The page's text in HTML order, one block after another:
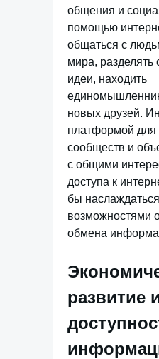
общения и
помощью
общаться с
мира, разделять
идеи, находить
новых друзей.
платформой
сообществ и
с общими
доступа к
бы
возможностями
обмена
развитие и